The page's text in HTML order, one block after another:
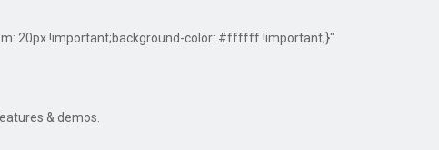
20px !important;background-color: #ffffff !important;}"
& demos.